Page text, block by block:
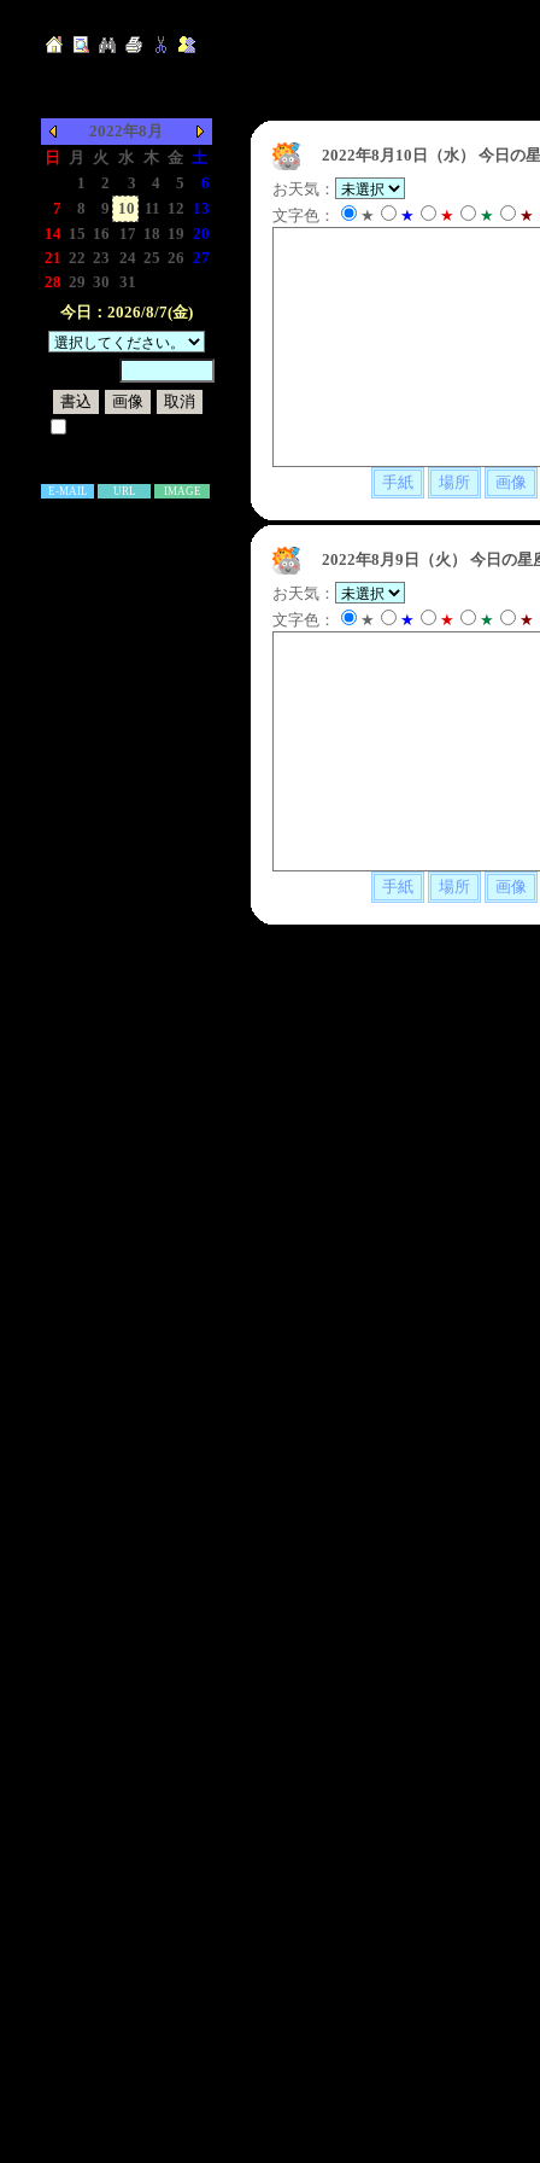
2022年8月
日
月 火 水 木 金 土
1 2 3 4 5
6
7
8 9 10 11 12 13
14 15 16 17 18 19 20
21 22 23 24 25 26 27
28 29 30 31
今日：2026/8/7(金)
E-MAIL URL IMAGE
2022年8月10日（水）
今日の
お天気：
文字色：
★ ★ ★ ★ ★
2022年8月9日（火）
今日の
お天気：
文字色：
★ ★ ★ ★ ★